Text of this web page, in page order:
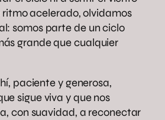
ritmo acelerado, olvidamos
somos parte de un ciclo
grande que cualquier
paciente y generosa,
sigue viva y que nos
con suavidad, a reconectar